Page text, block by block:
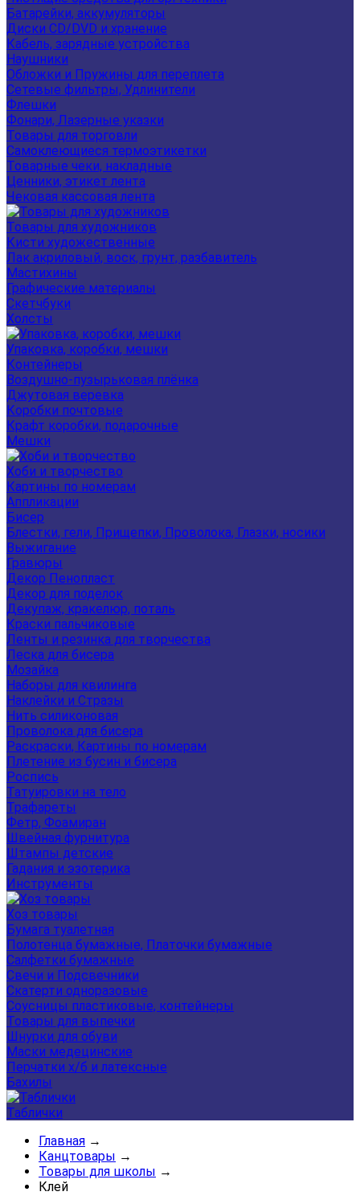
Батарейки, аккумуляторы
Диски CD/DVD и хранение
Кабель, зарядные устройства
Наушники
Обложки и Пружины для переплета
Сетевые фильтры, Удлинители
Флешки
Фонари, Лазерные указки
Товары для торговли
Самоклеющиеся термоэтикетки
Товарные чеки, накладные
Ценники, этикет лента
Чековая кассовая лента
Товары для художников
Кисти художественные
Лак акриловый, воск, грунт, разбавитель
Мастихины
Графические материалы
Скетчбуки
Холсты
Упаковка, коробки, мешки
Контейнеры
Воздушно-пузырьковая плёнка
Джутовая веревка
Коробки почтовые
Крафт коробки, подарочные
Мешки
Хоби и творчество
Картины по номерам
Аппликации
Бисер
Блестки, гели, Прищепки, Проволока, Глазки, носики
Выжигание
Гравюры
Декор Пенопласт
Декор для поделок
Декупаж, кракелюр, поталь
Краски пальчиковые
Ленты и резинка для творчества
Леска для бисера
Мозайка
Наборы для квилинга
Наклейки и Стразы
Нить силиконовая
Проволока для бисера
Раскраски, Картины по номерам
Плетение из бусин и бисера
Роспись
Татуировки на тело
Трафареты
Фетр, Фоамиран
Швейная фурнитура
Штампы детские
Гадания и эзотерика
Инструменты
Хоз товары
Бумага туалетная
Полотенца бумажные, Платочки бумажные
Салфетки бумажные
Свечи и Подсвечники
Скатерти одноразовые
Соусницы пластиковые, контейнеры
Товары для выпечки
Шнурки для обуви
Маски медецинские
Перчатки х/б и латексные
Бахилы
Таблички
Главная →
Канцтовары →
Товары для школы →
Клей